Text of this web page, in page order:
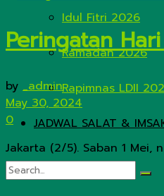
Idul Fitri 2026
Ramadan 2026
Rapimnas LDII
JADWAL SALAT &
Peringatan
by _admin
May 30, 2024
0
Jakarta (2/5). Saban 1 Mei,